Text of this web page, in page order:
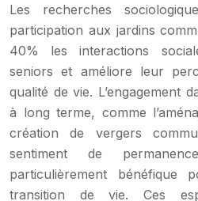
Les recherches
participation aux jardins
40% les interactions
seniors et améliore leur
qualité de vie. L’engagement
à long terme, comme
création de vergers
sentiment de
particulièrement bénéfique
transition de vie. Ces